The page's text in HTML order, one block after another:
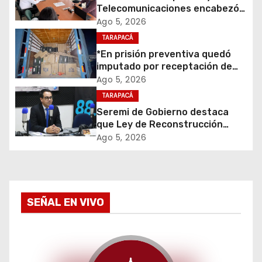
ó
n
d
e
e
r
a
Telecomunicaciones encabezó
primera mesa de coordinación
para el retiro de cables en
desuso en Iquique
Ago 5, 2026
TARAPACÁ
*En prisión preventiva quedó
imputado por receptación de
cigarrillos avaluados en $1.600
millones*
Ago 5, 2026
TARAPACÁ
Seremi de Gobierno destaca
que Ley de Reconstrucción
Nacional impulsará la inversión
Ago 5, 2026
SEÑAL EN VIVO